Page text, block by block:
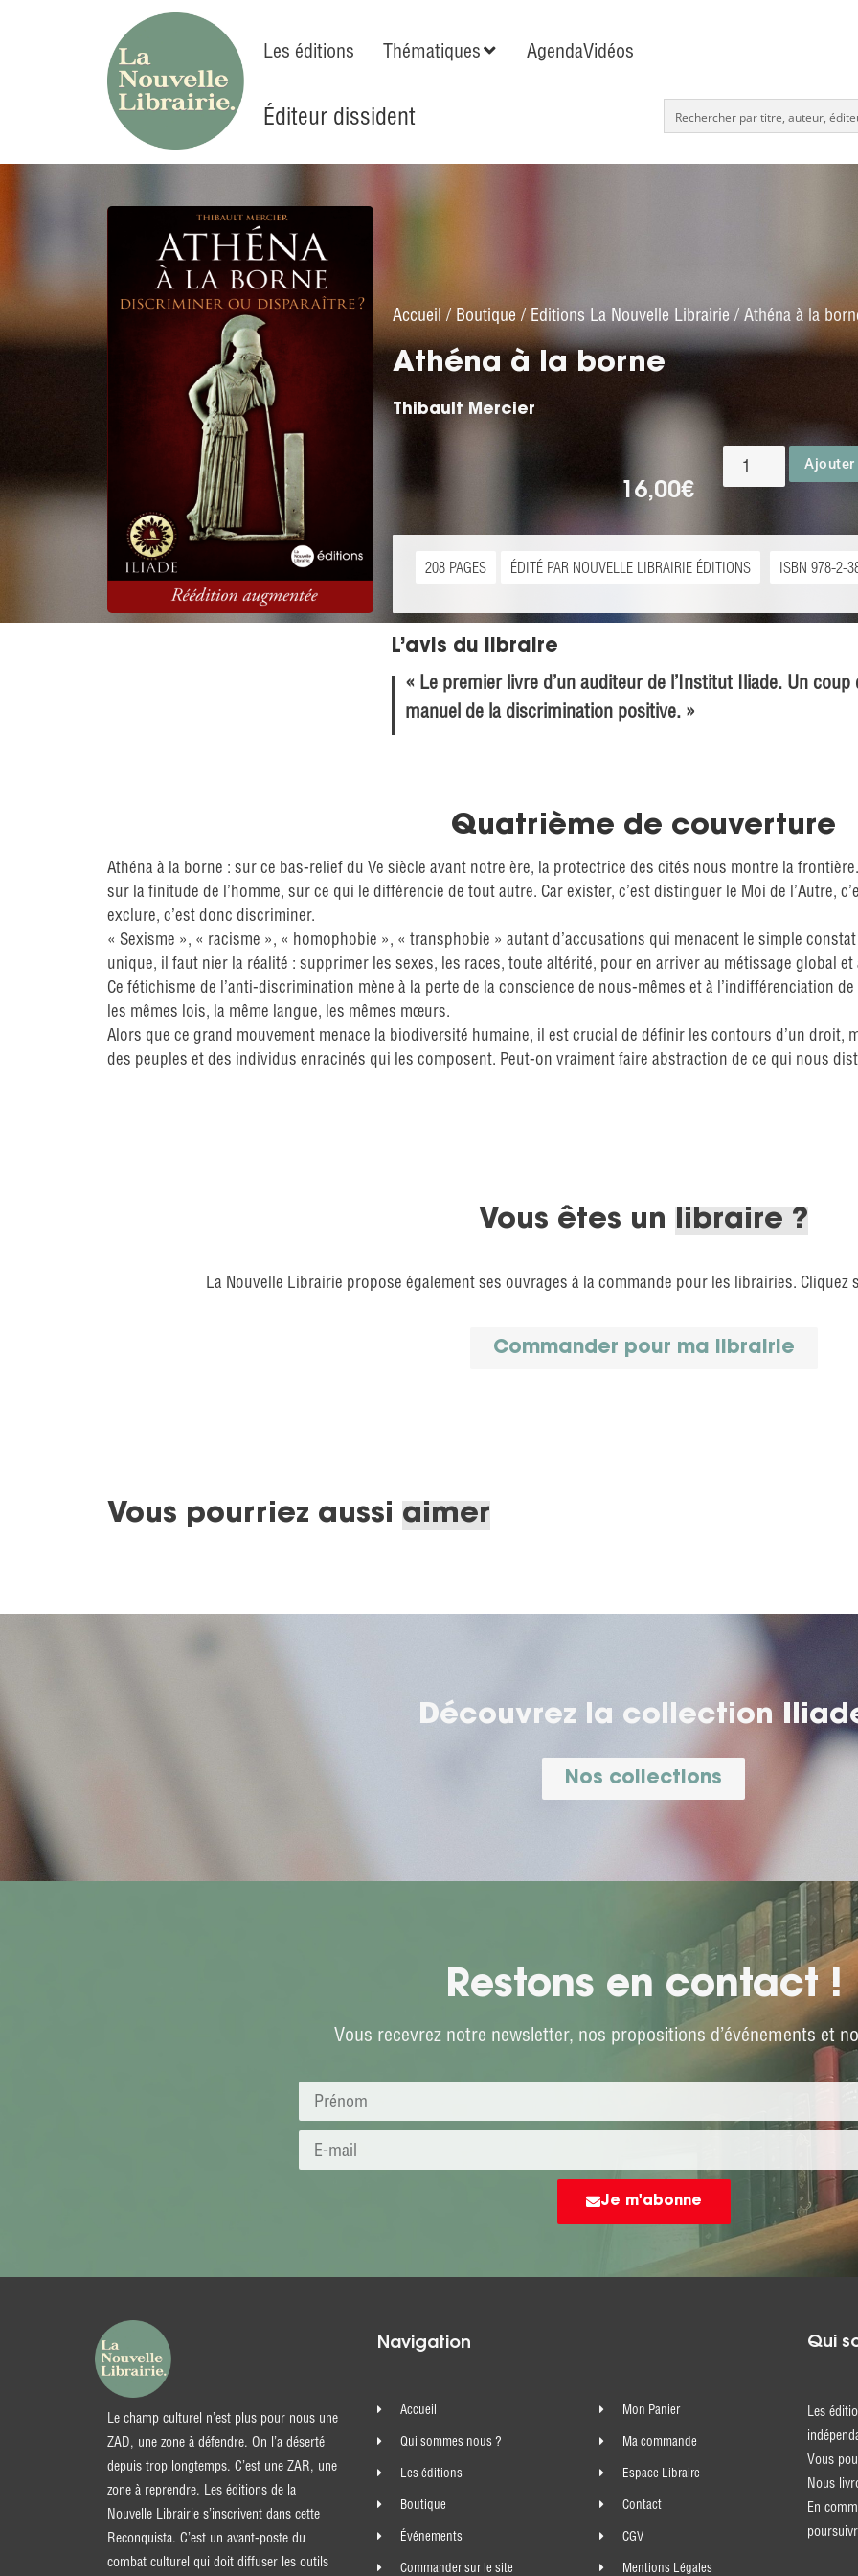
Les éditions Thématiques AgendaVidéos
Éditeur dissident
Accueil /Boutique / Editions La Nouvelle Librairie / Athéna à la
Athéna à la borne
Thibault Mercier
16,00€
Ajouter
208 PAGES ÉDITÉ PAR NOUVELLE LIBRAIRIE ÉDITIONS ISBN 978-2-
L’avis du libraire
« Le premier livre d’un auditeur de l’Institut Iliade. Un coup
manuel de la discrimination positive. »
Quatrième de couverture
Athéna à la borne : sur ce bas-relief du Ve siècle avant notre ère, la protectrice des cités nous montre la
sur la finitude de l’homme, sur ce qui le différencie de tout autre. Car exister, c’est distinguer le Moi de l’Autre,
exclure, c’est donc discriminer.
« Sexisme », « racisme », « homophobie », « transphobie » autant d’accusations qui menacent le simple
unique, il faut nier la réalité : supprimer les sexes, les races, toute altérité, pour en arriver au métissage global
Ce fétichisme de l’anti-discrimination mène à la perte de la conscience de nous-mêmes et à l’indifférenciation
les mêmes lois, la même langue, les mêmes mœurs.
Alors que ce grand mouvement menace la biodiversité humaine, il est crucial de définir les contours d’un droit,
des peuples et des individus enracinés qui les composent. Peut-on vraiment faire abstraction de ce qui nous
Vous êtes un libraire ?
La Nouvelle Librairie propose également ses ouvrages à la commande pour les librairies.
Commander pour ma librairie
Vous pourriez aussi aimer
Découvrez la collection
Nos collections
Restons en contact !
Vous recevrez notre newsletter, nos propositions d’événements et
Je m'abonne
Le champ culturel n’est plus pour nous une
ZAD, une zone à défendre. On l’a déserté
depuis trop longtemps. C’est une ZAR, une
zone à reprendre. Les éditions de la
Nouvelle Librairie s’inscrivent dans cette
Reconquista. C’est un avant-poste du
combat culturel qui doit diffuser les outils
Navigation
Accueil
Qui sommes nous ?
Les éditions
Boutique
Événements
Commander sur le site
Mon Panier
Ma commande
Espace Libraire
Contact
CGV
Mentions Légales
Qui
Les
Vous
Nous
En